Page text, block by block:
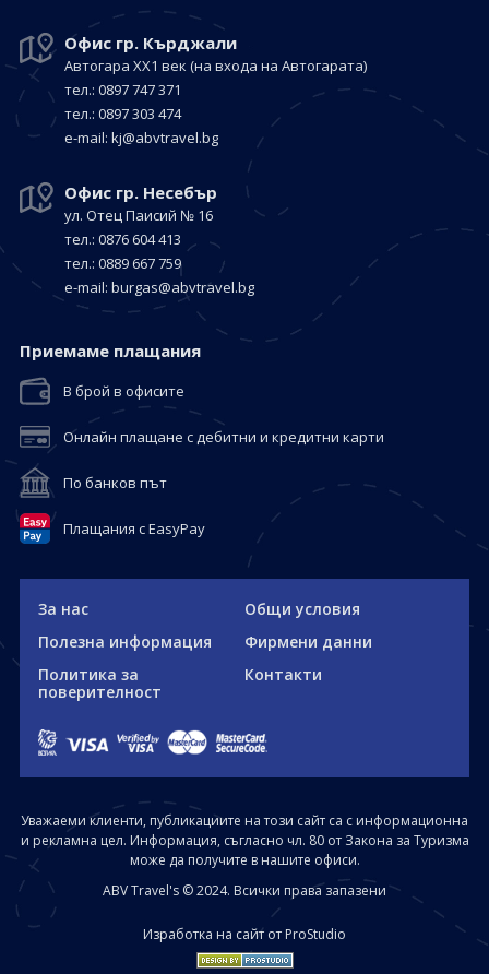
Офис гр. Кърджали
Автогара ХХ1 век (на входа на Автогарата)
тел.: 0897 747 371
тел.: 0897 303 474
е-mail: kj@abvtravel.bg
Офис гр. Несебър
ул. Отец Паисий № 16
тел.: 0876 604 413
тел.: 0889 667 759
е-mail: burgas@abvtravel.bg
Приемaме плащания
В брой в офисите
Онлайн плащане с дебитни и кредитни карти
По банков път
Плащания с EasyPay
За нас
Общи условия
Полезна информация
Фирмени данни
Политика за
поверителност
Контакти
Уважаеми клиенти, публикациите на този сайт са с информационна
и рекламна цел. Информация, съгласно чл. 80 от Закона за Туризма
може да получите в нашите офиси.
ABV Travel's © 2024. Всички права запазени
Изработка на сайт от ProStudio